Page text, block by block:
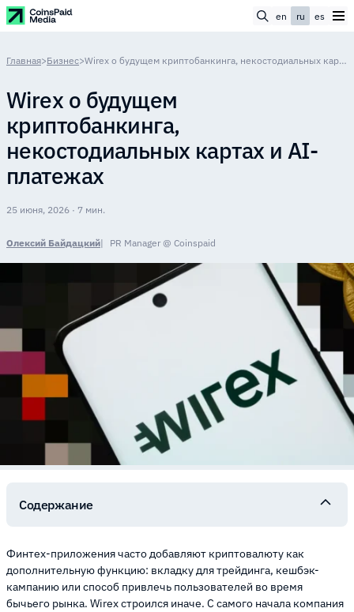
en ru es
Главная>Бизнес> Wirex о будущем криптобанкинга, некостодиальных картах и AI-платежах
Wirex о будущем
криптобанкинга,
некостодиальных картах и AI-
платежах
25 июня, 2026 · 7 мин.
Олексий Байдацкий PR Manager @ Coinspaid
Финтех-приложения часто добавляют криптовалюту как
дополнительную функцию: вкладку для трейдинга, кешбэк-
кампанию или способ привлечь пользователей во время
бычьего рынка. Wirex строился иначе. С самого начала компания
Содержание